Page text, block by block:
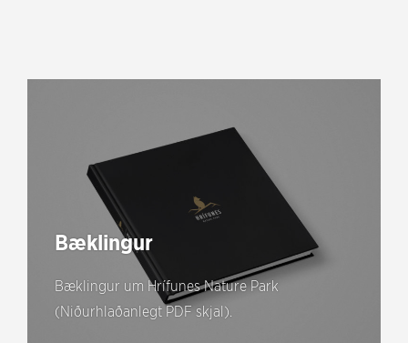
Bæklingur
Bæklingur um Hrífunes Nature Park
(Niðurhlaðanlegt PDF skjal).